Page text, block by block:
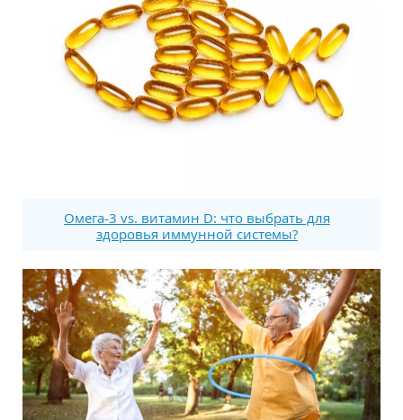
Омега-3 vs. витамин D: что выбрать для
здоровья иммунной системы?